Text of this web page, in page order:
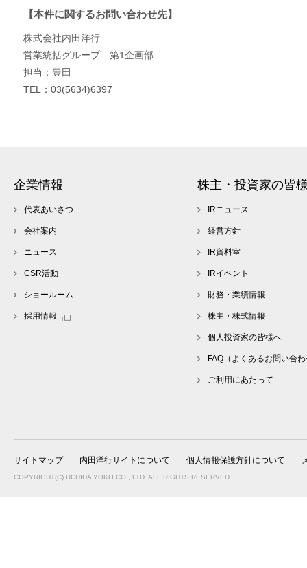
【本件に関するお問い合わせ先】
株式会社内田洋行
営業統括グループ 第1企画部
担当：豊田
TEL：03(5634)6397
企業情報
代表あいさつ
会社案内
ニュース
CSR活動
ショールーム
採用情報
株主・投資家の皆
IRニュース
経営方針
IR資料室
IRイベント
財務・業績情報
株主・株式情報
個人投資家の皆様へ
FAQ（よくあるお問い合
ご利用にあたって
サイトマップ 内田洋行サイトについて 個人情報保護方針について
COPYRIGHT(C) UCHIDA YOKO CO., LTD. ALL RIGHTS RESERVED.